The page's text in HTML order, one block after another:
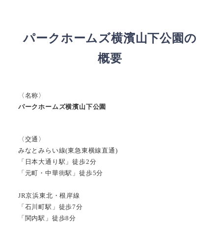
パークホームズ横濱山下公園の
概要
〈名称〉
パークホームズ横濱山下公園
〈交通〉
みなとみらい線(東急東横線直通)
「日本大通り駅」徒歩2分
「元町・中華街駅」徒歩5分
JR京浜東北・根岸線
「石川町駅」徒歩7分
「関内駅」徒歩8分